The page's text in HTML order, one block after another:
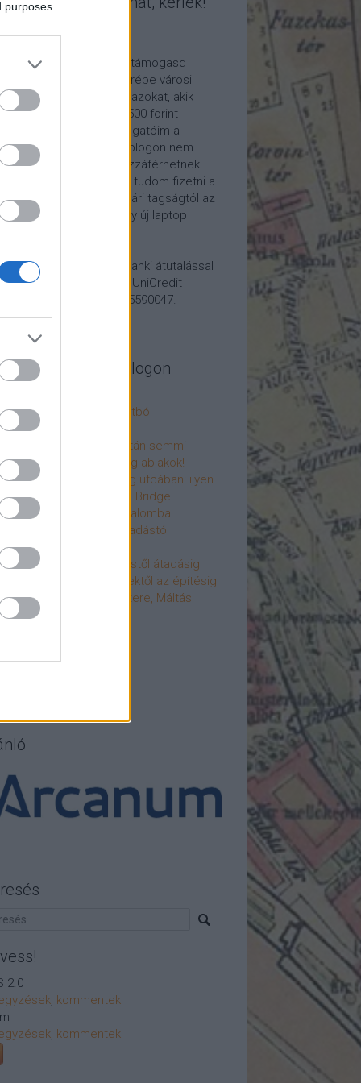
purposes
tetszik a blogom, kérlek támogasd
anyagilag is! Cserébe városi
hívom meg időnként azokat, akik
havi 5 euró vagy 2500 forint
küldenek. Támogatóim a
on exkluzív, a blogon nem
tartalmakhoz is hozzáférhetnek.
segítségével tudom fizetni a
költségeit a könyvtári tagságtól az
előfizetésen át egy új laptop
egyszerű banki átutalással
Papp Géza, UniCredit
10918001-00000022-65590047.
Fővárosi Blog
cikkek a blogon
fogorvosi rendelő a múltból
a 4-es metrón
tervezik, megígérik, aztán semmi
újjászülettek az ólomüveg ablakok!
terek a Mérleg utcában: ilyen
a Mamaison Hotel Chain Bridge
költözött a Hengermalomba
története: az átadástól
története: építéstől átadásig
története: ötletektől az építésig
elfeledett mestere, Máltás
2.0
, kommentek
, kommentek